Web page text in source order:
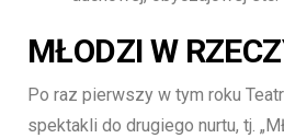
MŁODZI W
Po raz pierwszy w tym roku
spektakli do drugiego nurtu, tj.